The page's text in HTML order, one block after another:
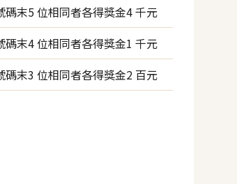
末5 位相同者各得獎金4 千元
末4 位相同者各得獎金1 千元
末3 位相同者各得獎金2 百元